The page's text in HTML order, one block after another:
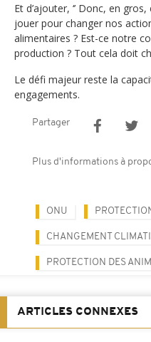
Et d’ajouter, ‘’ Donc, en
jouer pour changer nos
alimentaires ? Est-ce notre
production ? Tout cela doit
Le défi majeur reste la
engagements.
Partager
Plus d'informations à
ONU
CHANGEMENT
PROTECTION DES
ARTICLES CONNEXES